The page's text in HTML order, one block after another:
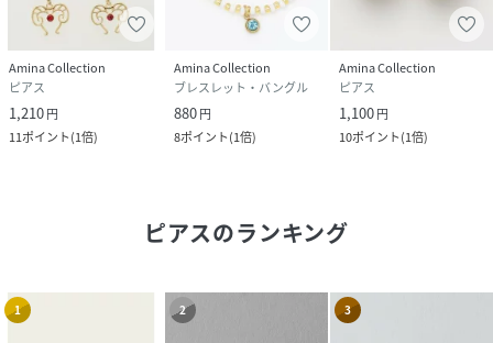
Amina Collection
ピアス
1,210円
11ポイント(1倍)
Amina Collection
ブレスレット・バングル
880円
8ポイント(1倍)
Amina Collection
ピアス
1,100円
10ポイント(1倍)
ピアスのランキング
1 2 3